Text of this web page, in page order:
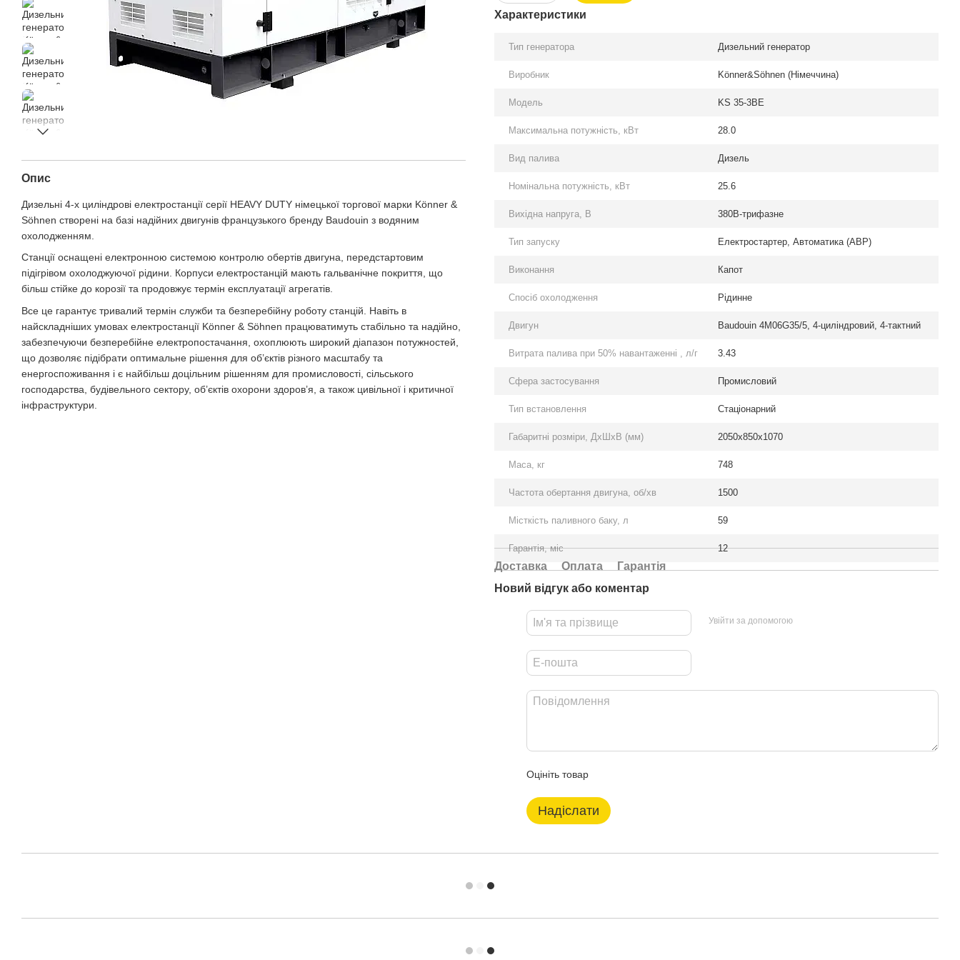
Опис
Дизельні 4-х циліндрові електростанції серії HEAVY DUTY німецької торгової марки Könner &
Söhnen створені на базі надійних двигунів французького бренду Baudouin з водяним
охолодженням.
Станції оснащені електронною системою контролю обертів двигуна, передстартовим
підігрівом охолоджуючої рідини. Корпуси електростанцій мають гальванічне покриття, що
більш стійке до корозії та продовжує термін експлуатації агрегатів.
Все це гарантує тривалий термін служби та безперебійну роботу станцій. Навіть в
найскладніших умовах електростанції Könner & Söhnen працюватимуть стабільно та надійно,
забезпечуючи безперебійне електропостачання, охоплюють широкий діапазон потужностей,
що дозволяє підібрати оптимальне рішення для об’єктів різного масштабу та
енергоспоживання і є найбільш доцільним рішенням для промисловості, сільського
господарства, будівельного сектору, об’єктів охорони здоров’я, а також цивільної і критичної
інфраструктури.
Характеристики
Тип генератора Дизельний генератор
Виробник Könner&Söhnen (Німеччина)
Модель KS 35-3BE
Максимальна потужність, кВт 28.0
Вид палива Дизель
Номінальна потужність, кВт 25.6
Вихідна напруга, В 380В-трифазне
Тип запуску Електростартер, Автоматика (АВР)
Виконання Капот
Спосіб охолодження Рідинне
Двигун Baudouin 4M06G35/5, 4-циліндровий, 4-тактний
Витрата палива при 50% навантаженні , л/г 3.43
Сфера застосування Промисловий
Тип встановлення Стаціонарний
Габаритні розміри, ДхШхВ (мм) 2050x850x1070
Маса, кг 748
Частота обертання двигуна, об/хв 1500
Місткість паливного баку, л 59
Гарантія, міс 12
Доставка Оплата
Гарантія
Новий відгук або коментар
Увійти за допомогою
Оцініть товар
Надіслати